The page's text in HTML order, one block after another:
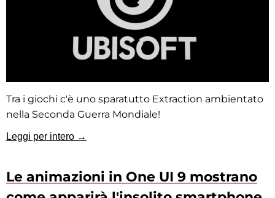
Tra i giochi c'è uno sparatutto Extraction ambientato
nella Seconda Guerra Mondiale!
Leggi per intero →
Le animazioni in One UI 9 mostrano